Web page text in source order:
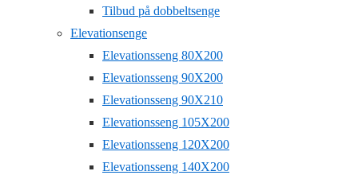
Tilbud på dobbeltsenge
Elevationsenge
Elevationsseng 80X200
Elevationsseng 90X200
Elevationsseng 90X210
Elevationsseng 105X200
Elevationsseng 120X200
Elevationsseng 140X200